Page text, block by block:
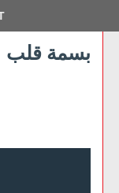
بسمة قلب